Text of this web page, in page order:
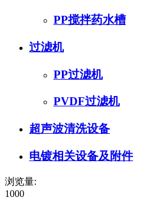
PP搅拌药水槽
过滤机
PP过滤机
PVDF过滤机
超声波清洗设备
电镀相关设备及附件
浏览量:
1000